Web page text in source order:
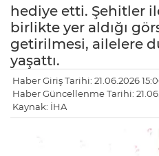
hediye etti. Şehitler
birlikte yer aldığı
getirilmesi, ailelere
yaşattı.
Haber Giriş Tarihi: 21.06.2026
Haber Güncellenme Tarihi:
Kaynak: İHA